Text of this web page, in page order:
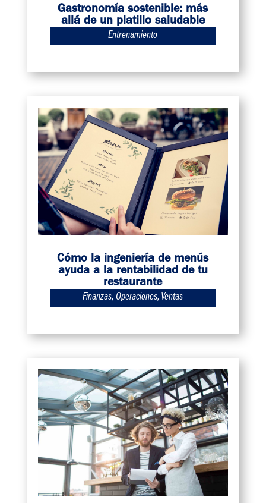
Gastronomía sostenible: más
allá de un platillo saludable
Entrenamiento
Cómo la ingeniería de menús
ayuda a la rentabilidad de tu
restaurante
Finanzas, Operaciones, Ventas